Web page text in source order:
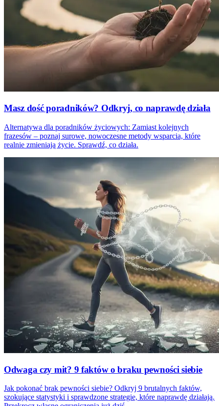
Masz dość poradników? Odkryj, co naprawdę działa
Alternatywa dla poradników życiowych: Zamiast kolejnych
frazesów – poznaj surowe, nowoczesne metody wsparcia, które
realnie zmieniają życie. Sprawdź, co działa.
Odwaga czy mit? 9 faktów o braku pewności siebie
Jak pokonać brak pewności siebie? Odkryj 9 brutalnych faktów,
szokujące statystyki i sprawdzone strategie, które naprawdę działają.